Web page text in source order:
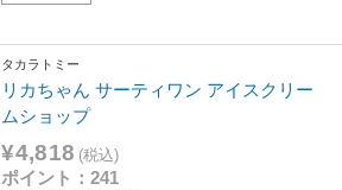
タカラトミー
リカちゃん サーティワン アイスクリー
ムショップ
¥4,818 (税込)
ポイント：241